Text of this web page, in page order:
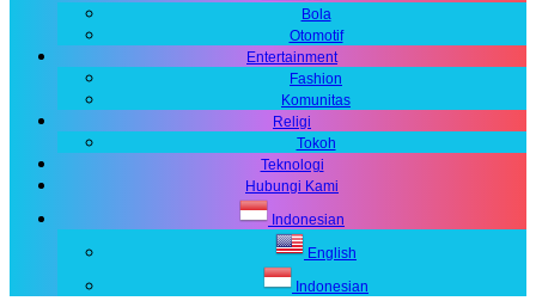
Bola
Otomotif
Entertainment
Fashion
Komunitas
Religi
Tokoh
Teknologi
Hubungi Kami
Indonesian
English
Indonesian